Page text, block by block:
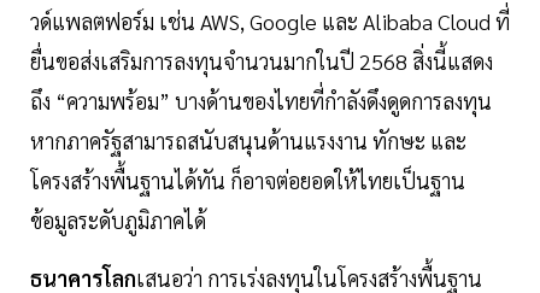
วด์แพลตฟอร์ม เช่น AWS, Google และ Alibaba Cloud ที่
ยื่นขอส่งเสริมการลงทุนจำนวนมากในปี 2568 สิ่งนี้แสดง
ถึง “ความพร้อม” บางด้านของไทยที่กำลังดึงดูดการลงทุน
หากภาครัฐสามารถสนับสนุนด้านแรงงาน ทักษะ และ
โครงสร้างพื้นฐานได้ทัน ก็อาจต่อยอดให้ไทยเป็นฐาน
ข้อมูลระดับภูมิภาคได้
ธนาคารโลกเสนอว่า การเร่งลงทุนในโครงสร้างพื้นฐาน